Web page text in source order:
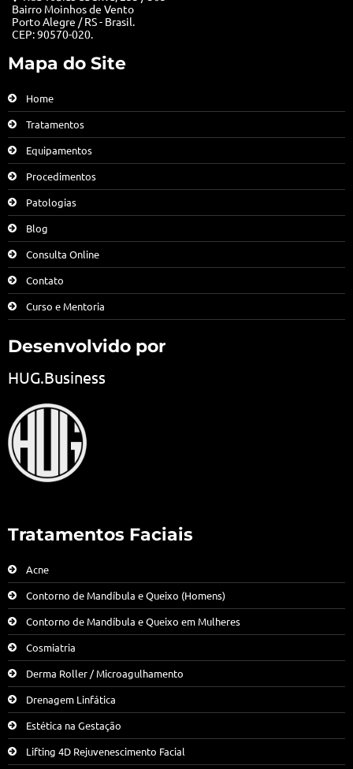
Bairro Moinhos de Vento
Porto Alegre / RS - Brasil.
CEP: 90570-020.
Mapa do Site
Home
Tratamentos
Equipamentos
Procedimentos
Patologias
Blog
Consulta Online
Contato
Curso e Mentoria
Desenvolvido por
HUG.Business
Tratamentos Faciais
Acne
Contorno de Mandíbula e Queixo (Homens)
Contorno de Mandíbula e Queixo em Mulheres
Cosmiatria
Derma Roller / Microagulhamento
Drenagem Linfática
Estética na Gestação
Lifting 4D Rejuvenescimento Facial